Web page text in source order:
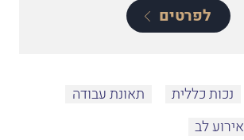
לפרטים
נכות כללית
תאונת עבודה
אירוע לב